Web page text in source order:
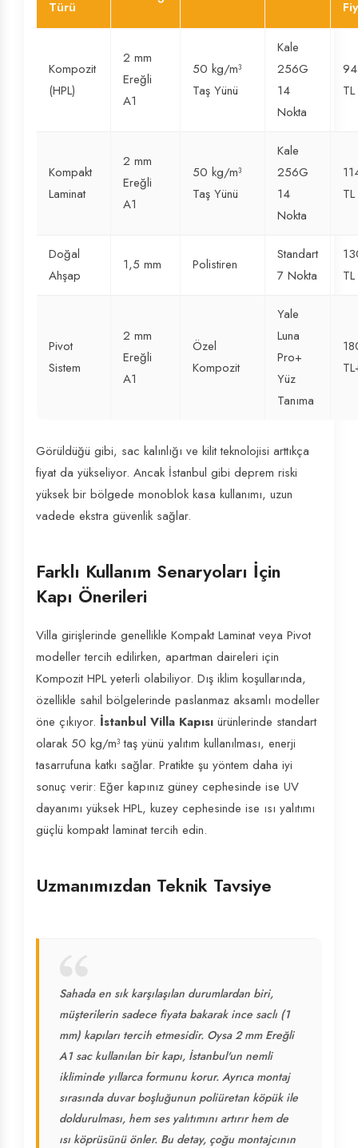
Türü
Kompozit
(HPL)
2 mm
Ereğli
A1
50 kg/m³
Taş Yünü
Kale
256G
14
Nokta
TL
Kompakt
Laminat
2 mm
Ereğli
A1
50 kg/m³
Taş Yünü
Kale
256G
14
Nokta
TL
Doğal
Ahşap
1,5 mm Polistiren
Standart
7 Nokta
TL
Pivot
Sistem
2 mm
Ereğli
A1
Özel
Kompozit
Yale
Luna
Pro+
Yüz
Tanıma
Görüldüğü gibi, sac kalınlığı ve kilit teknolojisi arttıkça
fiyat da yükseliyor. Ancak İstanbul gibi deprem riski
yüksek bir bölgede monoblok kasa kullanımı, uzun
vadede ekstra güvenlik sağlar.
Farklı Kullanım Senaryoları İçin
Kapı Önerileri
Villa girişlerinde genellikle Kompakt Laminat veya Pivot
modeller tercih edilirken, apartman daireleri için
Kompozit HPL yeterli olabiliyor. Dış iklim koşullarında,
özellikle sahil bölgelerinde paslanmaz aksamlı modeller
öne çıkıyor. İstanbul Villa Kapısı ürünlerinde standart
olarak 50 kg/m³ taş yünü yalıtım kullanılması, enerji
tasarrufuna katkı sağlar. Pratikte şu yöntem daha iyi
sonuç verir: Eğer kapınız güney cephesinde ise UV
dayanımı yüksek HPL, kuzey cephesinde ise ısı yalıtımı
güçlü kompakt laminat tercih edin.
Uzmanımızdan Teknik Tavsiye
Sahada en sık karşılaşılan durumlardan biri,
müşterilerin sadece fiyata bakarak ince saclı (1
mm) kapıları tercih etmesidir. Oysa 2 mm Ereğli
A1 sac kullanılan bir kapı, İstanbul'un nemli
ikliminde yıllarca formunu korur. Ayrıca montaj
sırasında duvar boşluğunun poliüretan köpük ile
doldurulması, hem ses yalıtımını artırır hem de
ısı köprüsünü önler. Bu detay, çoğu montajcının